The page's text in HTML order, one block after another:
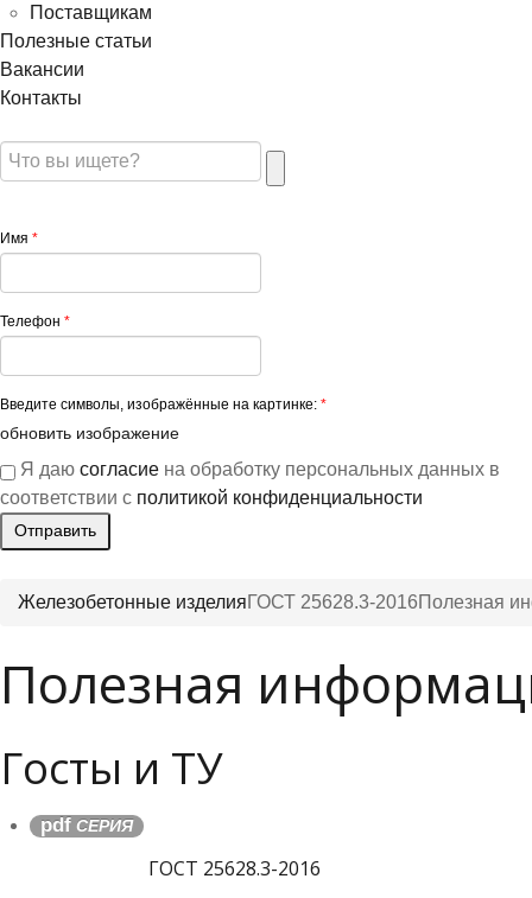
Поставщикам
Полезные статьи
Вакансии
Контакты
Имя *
Телефон *
Введите символы, изображённые на картинке: *
обновить изображение
Я даю согласие на обработку персональных данных в
соответствии с политикой конфиденциальности
Железобетонные изделияГОСТ 25628.3-2016Полезная
Полезная
Госты и ТУ
pdf СЕРИЯ
ГОСТ 25628.3-2016